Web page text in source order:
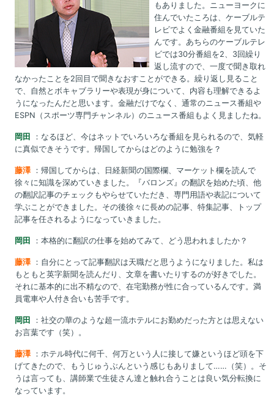
もありました。ニューヨークに
住んでいたころは、ケーブルテ
レビでよく金融番組を見ていた
んです。あちらのケーブルテレ
ビでは30分番組を2、3回繰り
返し流すので、一度で聞き取れ
なかったことを2回目で聞きなおすことができる。繰り返し見ること
で、自然とボキャブラリーや表現が身について、内容も理解できるよ
うになったんだと思います。金融だけでなく、通常のニュース番組や
ESPN（スポーツ専門チャンネル）のニュース番組もよく見ましたね。
岡田
：なるほど、今はネットでいろいろな番組を見られるので、気軽
に真似できそうです。帰国してからはどのように勉強を？
藤澤：帰国してからは、日経新聞の国際欄、マーケット欄を読んで
徐々に知識を深めていきました。『バロンズ』の翻訳を始めた頃、他
の翻訳記事のチェックもやらせていただき、専門用語や表記について
学ぶことができました。その後徐々に長めの記事、特集記事、トップ
記事を任されるようになっていきました。
岡田 ：本格的に翻訳の仕事を始めてみて、どう思われましたか？
藤澤：自分にとって記事翻訳は天職だと思うようになりました。私は
もともと英字新聞を読んだり、文章を書いたりするのが好きでした。
それに基本的に出不精なので、在宅勤務が性に合っているんです。満
員電車や人付き合いも苦手です。
岡田
：社交の華のような超一流ホテルにお勤めだった方とは思えない
お言葉です（笑）。
藤澤：ホテル時代に何千、何万という人に接して嫌というほど頭を下
げてきたので、もうじゅうぶんという感じもありまして……（笑）。そ
うは言っても、講師業で生徒さん達と触れ合うことは良い気分転換に
なっています。